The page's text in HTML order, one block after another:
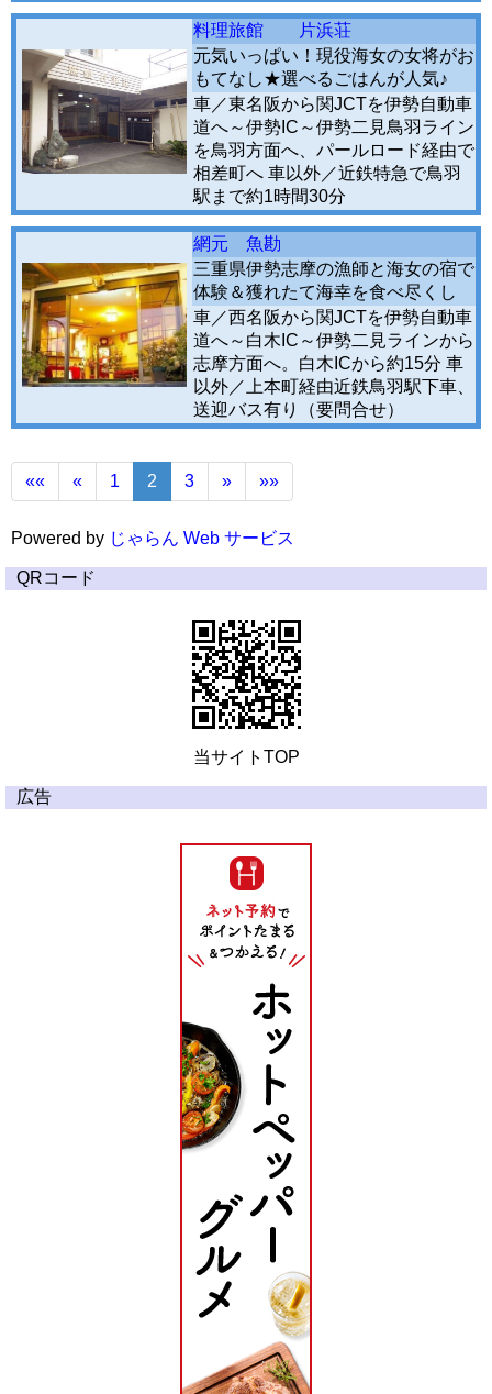
料理旅館 片浜荘
元気いっぱい！現役海女の女将がお
もてなし★選べるごはんが人気♪
車／東名阪から関JCTを伊勢自動車
道へ～伊勢IC～伊勢二見鳥羽ライン
を鳥羽方面へ、パールロード経由で
相差町へ 車以外／近鉄特急で鳥羽
駅まで約1時間30分
網元 魚勘
三重県伊勢志摩の漁師と海女の宿で
体験＆獲れたて海幸を食べ尽くし
車／西名阪から関JCTを伊勢自動車
道へ～白木IC～伊勢二見ラインから
志摩方面へ。白木ICから約15分 車
以外／上本町経由近鉄鳥羽駅下車、
送迎バス有り（要問合せ）
«« « 1 2 3 » »»
Powered by じゃらん Web サービス
QRコード
当サイトTOP
広告